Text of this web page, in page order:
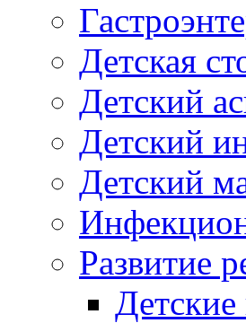
Детская
Детский
Детский
Детский
Развитие